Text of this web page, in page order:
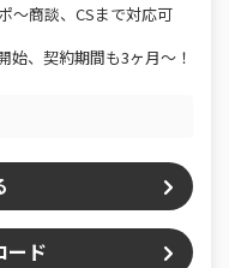
～商談、CSまで対応可
始、契約期間も3ヶ月～！
ード